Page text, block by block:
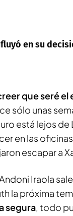
en su
que seré
sólo unas
está lejos de
en las
escapar a
Iraola sale
la próxima
segura, todo